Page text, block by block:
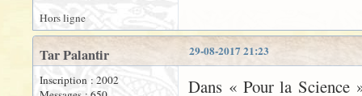
Hors ligne
29-08-2017 21:23
Tar Palantir
Inscription : 2002
Dans « Pour la Science